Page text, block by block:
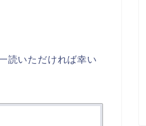
読いただければ幸い